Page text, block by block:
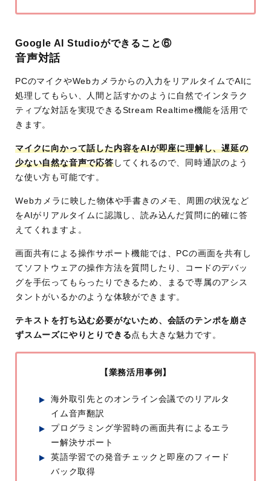
Google AI Studioができること⑥
音声対話
PCのマイクやWebカメラからの入力をリアルタイムでAIに
処理してもらい、人間と話すかのように自然でインタラク
ティブな対話を実現できるStream Realtime機能を活用で
きます。
マイクに向かって話した内容をAIが即座に理解し、遅延の
少ない自然な音声で応答してくれるので、同時通訳のよう
な使い方も可能です。
Webカメラに映した物体や手書きのメモ、周囲の状況など
をAIがリアルタイムに認識し、読み込んだ質問に的確に答
えてくれますよ。
画面共有による操作サポート機能では、PCの画面を共有し
てソフトウェアの操作方法を質問したり、コードのデバッ
グを手伝ってもらったりできるため、まるで専属のアシス
タントがいるかのような体験ができます。
テキストを打ち込む必要がないため、会話のテンポを崩さ
ずスムーズにやりとりできる点も大きな魅力です。
【業務活用事例】
海外取引先とのオンライン会議でのリアルタ
イム音声翻訳
プログラミング学習時の画面共有によるエラ
ー解決サポート
英語学習での発音チェックと即座のフィード
バック取得